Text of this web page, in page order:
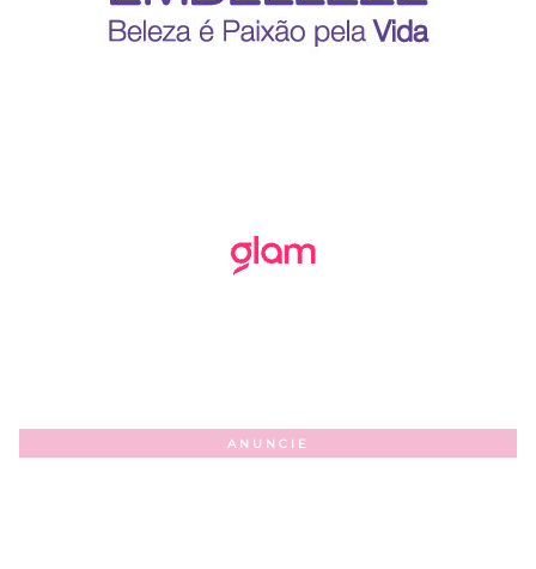
ANUNCIE